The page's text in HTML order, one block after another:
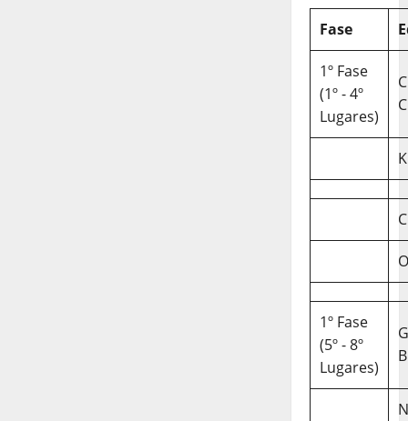
Fase
1º Fase
(1º - 4º
Lugares)
C
1º Fase
(5º - 8º
Lugares)
B